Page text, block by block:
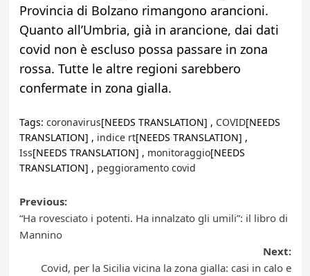
Provincia di Bolzano rimangono arancioni.
Quanto all’Umbria, già in arancione, dai dati
covid non è escluso possa passare in zona
rossa. Tutte le altre regioni sarebbero
confermate in zona gialla.
Tags: coronavirus[NEEDS TRANSLATION] , COVID[NEEDS
TRANSLATION] , indice rt[NEEDS TRANSLATION] ,
Iss[NEEDS TRANSLATION] , monitoraggio[NEEDS
TRANSLATION] , peggioramento covid
Post
navigation
Previous:
“Ha rovesciato i potenti. Ha innalzato gli umili”: il libro di
Mannino
Next:
Covid, per la Sicilia vicina la zona gialla: casi in calo e